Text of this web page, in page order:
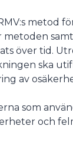
metod
över tid.
ska
av
som
och